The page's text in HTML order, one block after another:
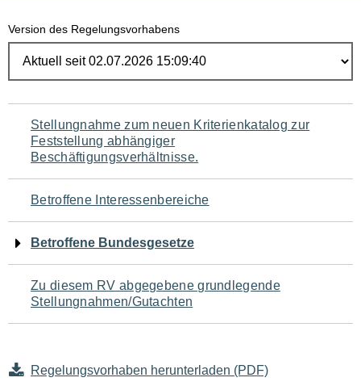
Version des Regelungsvorhabens
Navigation
für
den
Seiteninhalt
Stellungnahme zum neuen Kriterienkatalog zur
Feststellung abhängiger
Beschäftigungsverhältnisse.
Betroffene Interessenbereiche
Betroffene Bundesgesetze
Zu diesem RV abgegebene grundlegende
Stellungnahmen/Gutachten
Regelungsvorhaben herunterladen (PDF)